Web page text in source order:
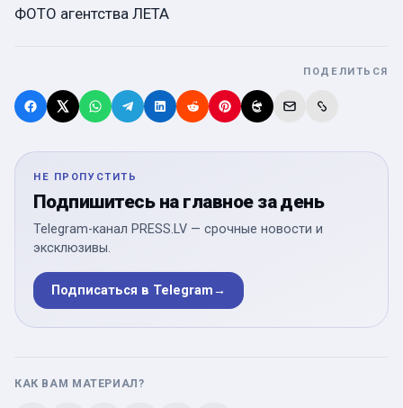
ФОТО агентства ЛЕТА
ПОДЕЛИТЬСЯ
НЕ ПРОПУСТИТЬ
Подпишитесь на главное за день
Telegram-канал PRESS.LV — срочные новости и
эксклюзивы.
Подписаться в Telegram→
КАК ВАМ МАТЕРИАЛ?